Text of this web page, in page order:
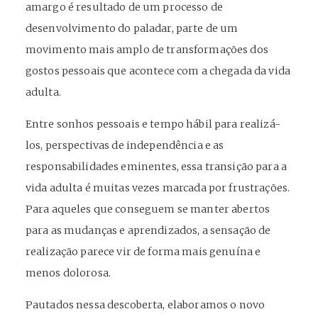
amargo é resultado de um processo de
desenvolvimento do paladar, parte de um
movimento mais amplo de transformações dos
gostos pessoais que acontece com a chegada da vida
adulta.
Entre sonhos pessoais e tempo hábil para realizá-
los, perspectivas de independência e as
responsabilidades eminentes, essa transição para a
vida adulta é muitas vezes marcada por frustrações.
Para aqueles que conseguem se manter abertos
para as mudanças e aprendizados, a sensação de
realização parece vir de forma mais genuína e
menos dolorosa.
Pautados nessa descoberta, elaboramos o novo